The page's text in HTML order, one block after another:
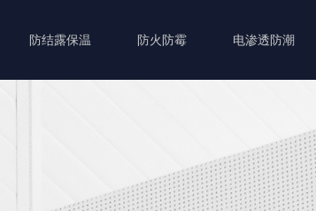
防结露保温 防火防霉 电渗透防潮